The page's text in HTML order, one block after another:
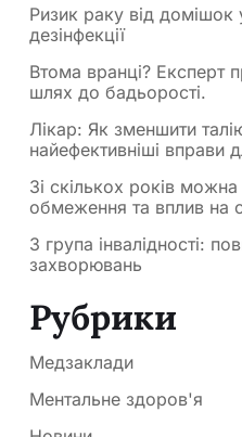
Ризик раку від домішок
дезінфекції
Втома вранці? Експерт
шлях до бадьорості.
Лікар: Як зменшити
найефективніші вправи
Зі скількох років можна
обмеження та вплив на
3 група інвалідності:
захворювань
Рубрики
Медзаклади
Ментальне здоров'я